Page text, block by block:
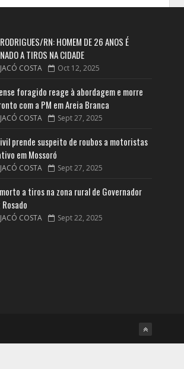
RN: HOMEM DE 26 ANOS É
A TIROS NA CIDADE
COSTA Oct 12, 2025
foragido reage à abordagem e morre
com a PM em Areia Branca
COSTA Sept 27, 2025
prende suspeito de roubos a motoristas
em Mossoró
COSTA Sept 27, 2025
a tiros na zona rural de Governador
COSTA Sept 22, 2025